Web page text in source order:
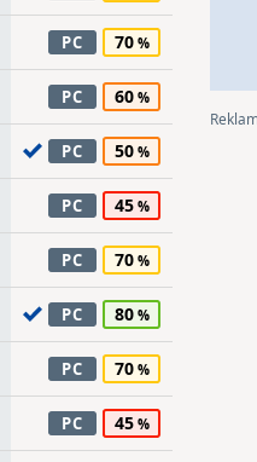
PC 70
PC 60
PC 50
PC 45
PC 70
PC 80
PC 70
PC 45